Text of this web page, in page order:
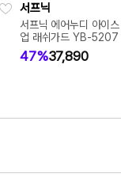
서프닉
서프닉 에어누디 아이
업 래쉬가드 YB-5207
47%37,890